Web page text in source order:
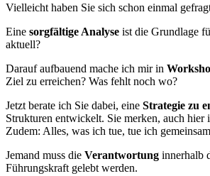
Vielleicht haben Sie sich schon einmal
Eine sorgfältige Analyse ist die Grundlage
aktuell?
Darauf aufbauend mache ich mir in
Ziel zu erreichen? Was fehlt noch wo?
Jetzt berate ich Sie dabei, eine Strategie zu
Strukturen entwickelt. Sie merken, auch hier
Zudem: Alles, was ich tue, tue ich
Jemand muss die Verantwortung innerhalb
Führungskraft gelebt werden.